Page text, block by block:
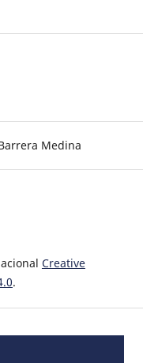
Medina
Creative
.